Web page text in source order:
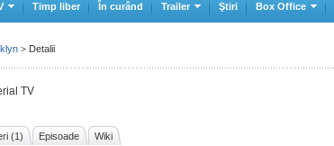
Timp liber În curând Trailer Ştiri Box Office
TV
(1) Episoade Wiki
> Detalii